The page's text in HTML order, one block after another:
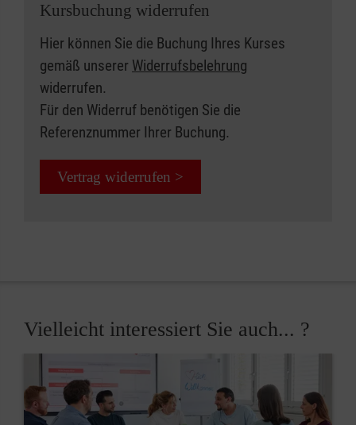
Kursbuchung widerrufen
Hier können Sie die Buchung Ihres Kurses
gemäß unserer Widerrufsbelehrung
widerrufen.
Für den Widerruf benötigen Sie die
Referenznummer Ihrer Buchung.
Vertrag widerrufen >
Vielleicht interessiert Sie auch... ?